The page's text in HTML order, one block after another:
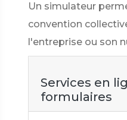
Un simulateur
convention
l'entreprise ou son
Services en
formulaires